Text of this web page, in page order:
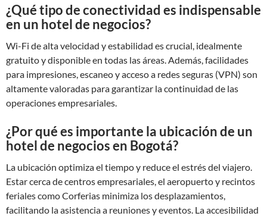
¿Qué tipo de conectividad es indispensable
en un hotel de negocios?
Wi-Fi de alta velocidad y estabilidad es crucial, idealmente
gratuito y disponible en todas las áreas. Además, facilidades
para impresiones, escaneo y acceso a redes seguras (VPN) son
altamente valoradas para garantizar la continuidad de las
operaciones empresariales.
¿Por qué es importante la ubicación de un
hotel de negocios en Bogotá?
La ubicación optimiza el tiempo y reduce el estrés del viajero.
Estar cerca de centros empresariales, el aeropuerto y recintos
feriales como Corferias minimiza los desplazamientos,
facilitando la asistencia a reuniones y eventos. La accesibilidad